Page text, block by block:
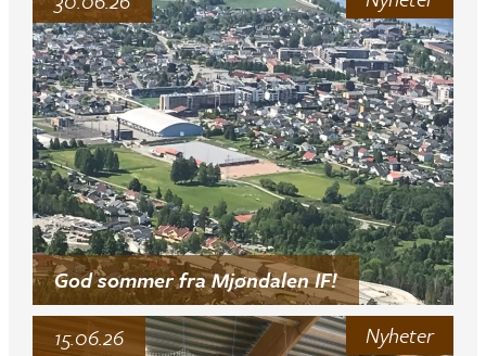
God sommer fra Mjøndalen IF!
Nyheter
15.06.26